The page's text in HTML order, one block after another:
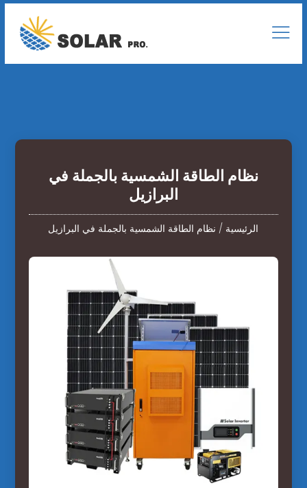
نظام الطاقة الشمسية بالجملة في
البرازيل
الرئيسية / نظام الطاقة الشمسية بالجملة في البرازيل